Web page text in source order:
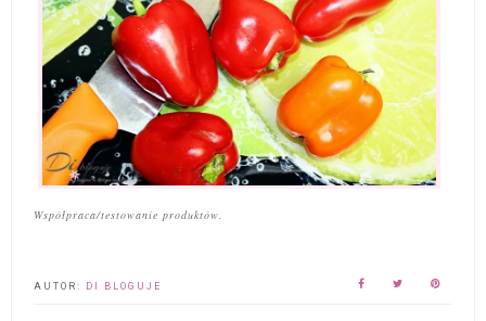
Współpraca/testowanie produktów.
AUTOR: DI BLOGUJE